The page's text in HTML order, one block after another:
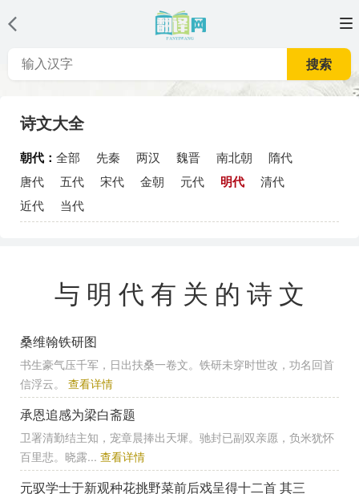
搜索
诗文大全
朝代： 全部 先秦 两汉 魏晋 南北朝
隋代
唐代
五代 宋代 金朝 元代 明代
清代
近代
当代
与明代有关的诗文
桑维翰铁研图
书生豪气压千军，日出扶桑一卷文。铁研未穿时世改，功名回首
信浮云。 查看详情
承恩追感为梁白斋题
卫署清勤结主知，宠章晨捧出天墀。驰封已副双亲愿，负米犹怀
百里悲。晓露... 查看详情
元驭学士于新观种花挑野菜前后戏呈得十二首 其三